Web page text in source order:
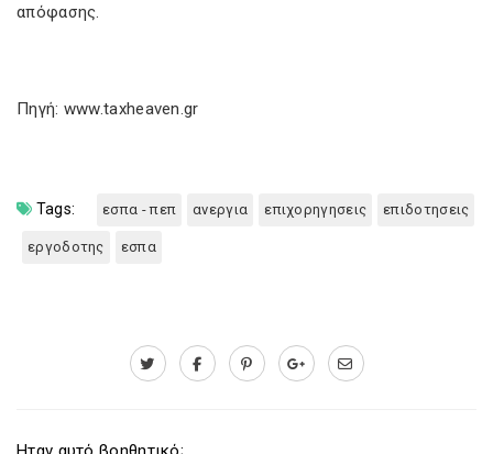
απόφασης.
Πηγή: www.taxheaven.gr
Tags: εσπα - πεπ ανεργια επιχορηγησεις επιδοτησεις
εργοδοτης εσπα